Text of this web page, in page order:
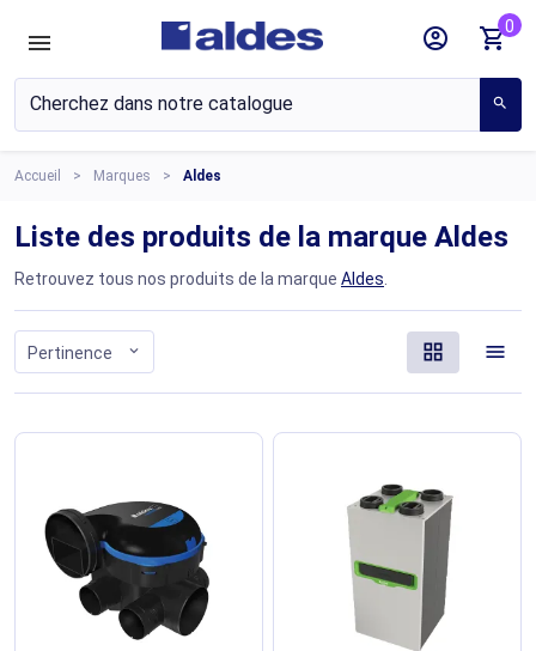
search
account_circle shopping_cart0
Accueil Marques Aldes
Liste des produits de la marque Aldes
Retrouvez tous nos produits de la marque Aldes
Pertinence expand_more grid_view menu